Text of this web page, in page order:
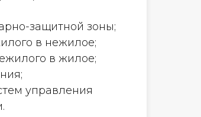
защитной зоны;
в нежилое;
в жилое;
управления